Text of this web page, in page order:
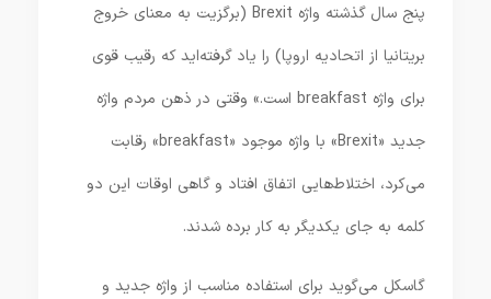
پنج سال گذشته واژه Brexit (برگزیت به معنای خروج
بریتانیا از اتحادیه اروپا) را یاد گرفته‌اید که رقیب قوی
برای واژه breakfast است.» وقتی در ذهن مردم واژه
جدید «Brexit» با واژه موجود «breakfast» رقابت
می‌کرد، اختلاط‌هایی اتفاق افتاد و گاهی اوقات این دو
کلمه به جای یکدیگر به کار برده شدند.
گاسکل می‌گوید برای استفاده مناسب از واژه جدید و